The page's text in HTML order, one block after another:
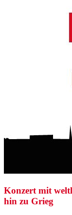
Konzert mit
hin zu Grieg